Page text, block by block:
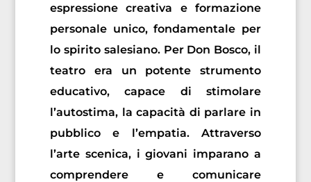
espressione creativa e formazione
personale unico, fondamentale per
lo spirito salesiano. Per Don Bosco, il
teatro era un potente strumento
educativo, capace di stimolare
l’autostima, la capacità di parlare in
pubblico e l’empatia. Attraverso
l’arte scenica, i giovani imparano a
comprendere e comunicare